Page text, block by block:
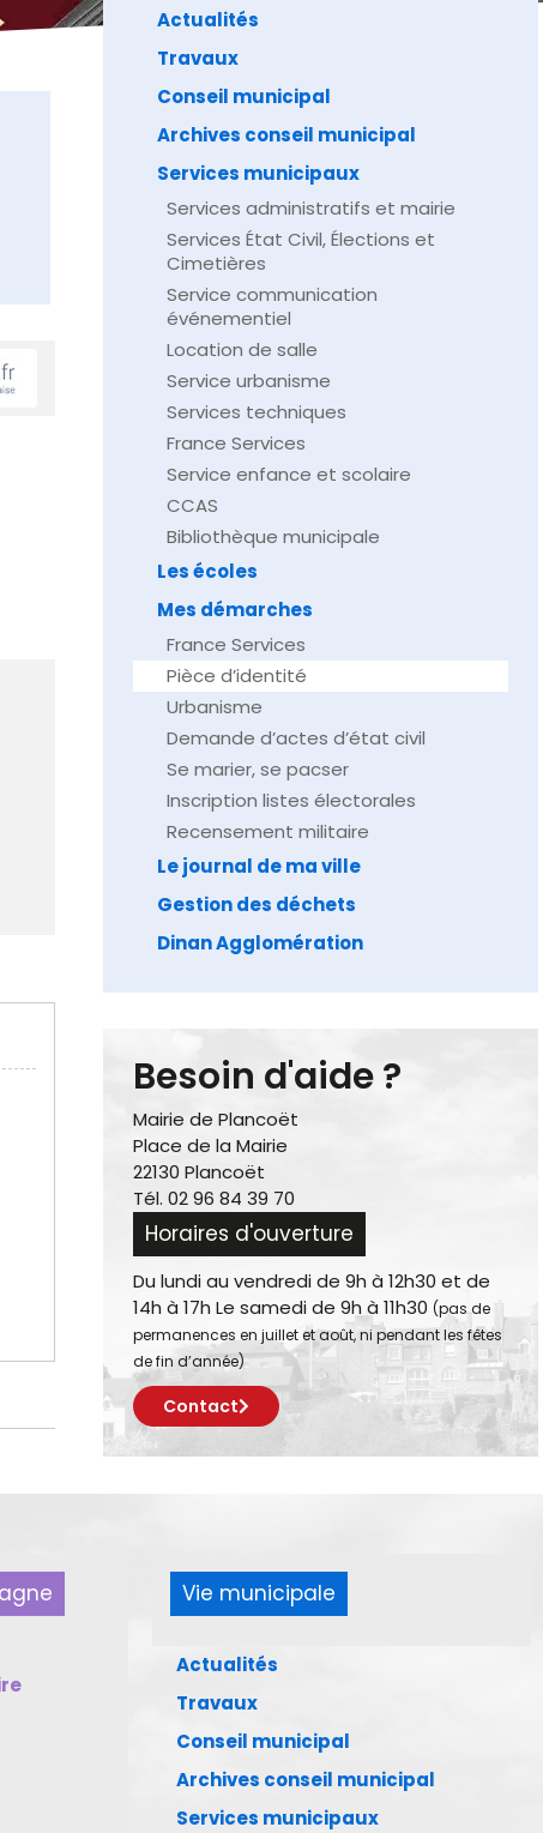
Actualités
Travaux
Conseil municipal
Archives conseil municipal
Services municipaux
Services administratifs et mairie
Services État Civil, Élections et
Cimetières
Service communication
événementiel
Location de salle
Service urbanisme
Services techniques
France Services
Service enfance et scolaire
CCAS
Bibliothèque municipale
Les écoles
Mes démarches
France Services
Pièce d’identité
Urbanisme
Demande d’actes d’état civil
Se marier, se pacser
Inscription listes électorales
Recensement militaire
Le journal de ma ville
Gestion des déchets
Dinan Agglomération
Besoin d'aide ?
Mairie de Plancoët
Place de la Mairie
22130 Plancoët
Tél. 02 96 84 39 70
Horaires d'ouverture
Du lundi au vendredi de 9h à 12h30 et de
14h à 17h Le samedi de 9h à 11h30 (pas de
permanences en juillet et août, ni pendant les fêtes
de fin d’année)
Contact
Vie municipale
Actualités
Travaux
Conseil municipal
Archives conseil municipal
Services municipaux